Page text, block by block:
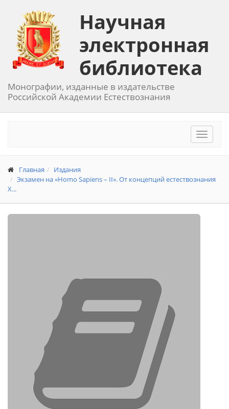
Научная
электронная
библиотека
Монографии, изданные в издательстве
Российской Академии Естествознания
Toggle
Главная
Издания
Экзамен на «Homo Sapiens – II». От концепций естествознания
Х...